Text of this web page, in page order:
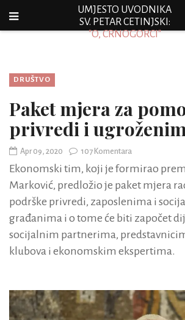
UMJESTO UVODNIKA
SV. PETAR CETINJSKI:
"O, CRNOGORCI"
DRUŠTVO
Paket mjera za
privredi i
Apr 09, 2020 107 Komentara
Ekonomski tim, koji je formirao
Marković, predložio je paket mjera
podrške privredi, zaposlenima i
građanima i o tome će biti započet
socijalnim partnerima,
klubova i ekonomskim ekspertima.